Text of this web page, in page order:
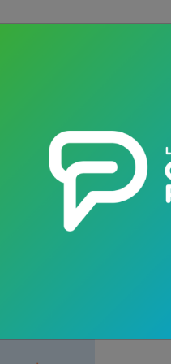
niet altijd alsof je
en spanningen kunnen
ook als het schuurt? En